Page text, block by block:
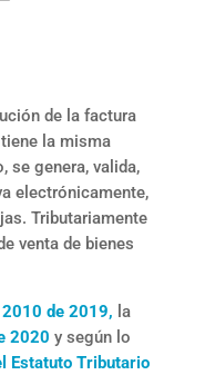
de la factura
la misma
se genera, valida,
electrónicamente,
Tributariamente
venta de bienes
2010 de 2019, la
2020 y según lo
Estatuto Tributario